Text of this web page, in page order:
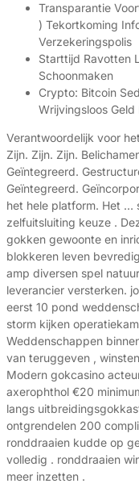
Transparantie
) Tekortkoming
Verzekeringspolis
Starttijd Ravotten
Schoonmaken
Crypto: Bitcoin
Wrijvingsloos
Verantwoordelijk voor
Zijn. Zijn. Zijn.
Geïntegreerd.
Geïntegreerd.
het hele platform. Het …
zelfuitsluiting keuze .
gokken gewoonte en
blokkeren leven
amp diversen spel
leverancier versterken.
eerst 10 pond
storm kijken
Weddenschappen
van teruggeven ,
Modern gokcasino
axerophthol €20
langs
ontgrendelen 200
ronddraaien kudde op
volledig . ronddraaien
meer inzetten .